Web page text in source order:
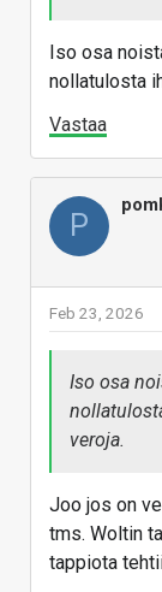
Iso osa
nollatulosta
Vastaa
P
Feb 23, 2026
Iso osa
veroja.
Joo jos on
tms. Woltin
tappiota